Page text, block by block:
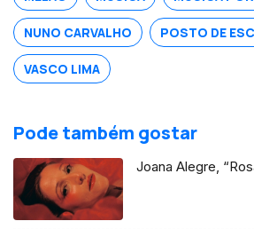
NUNO CARVALHO POSTO DE
VASCO LIMA
Pode também gostar
Joana Alegre,